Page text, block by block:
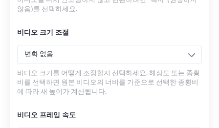
않음)를 선택하세요.
비디오 크기 조절
변화 없음
비디오 크기를 어떻게 조정할지 선택하세요. 해상도 또는 종횡
비를 선택하면 원본 비디오의 너비를 기준으로 선택한 종횡비
에 따라 새 높이가 계산됩니다.
비디오 프레임 속도